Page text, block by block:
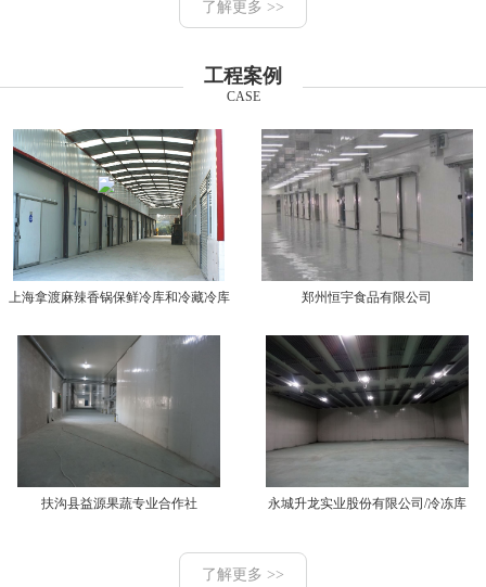
了解更多 >>
工程案例
CASE
上海拿渡麻辣香锅保鲜冷库和冷藏冷库 郑州恒宇食品有限公司
扶沟县益源果蔬专业合作社 永城升龙实业股份有限公司/冷冻库
了解更多 >>